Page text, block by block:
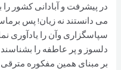
در پیشرفت و آبادانی کشور
می دانستند نه زیان! پس
سپاسگزاری وآن را یادآوری
دلسوز و پر عاطفه را بشناسند
بر مبنای همین مفکوره